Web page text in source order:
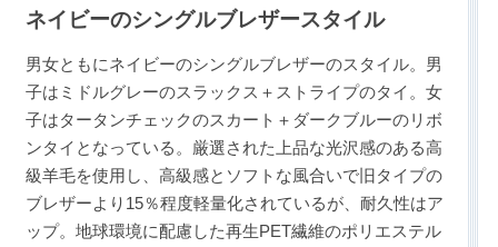
ネイビーのシングルブレザースタイル
男女ともにネイビーのシングルブレザーのスタイル。男
子はミドルグレーのスラックス＋ストライプのタイ。女
子はタータンチェックのスカート＋ダークブルーのリボ
ンタイとなっている。厳選された上品な光沢感のある高
級羊毛を使用し、高級感とソフトな風合いで旧タイプの
ブレザーより15％程度軽量化されているが、耐久性はア
ップ。地球環境に配慮した再生PET繊維のポリエステル